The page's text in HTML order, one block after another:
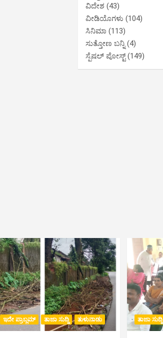
ವಿದೇಶ (43)
ವೀಡಿಯೊಗಳು (104)
ಸಿನಿಮಾ (113)
ಸುತ್ತೋಣ ಬನ್ನಿ(4)
ಸ್ಪೆಷಲ್ ಪೋಸ್ಟ್(149)
ಇದೇ ಪ್ರಾಬ್ಲಮ್ ತಾಜಾ ಸುದ್ದಿ ತುಳುನಾಡು ತಾಜಾ ಸುದ್ದಿ